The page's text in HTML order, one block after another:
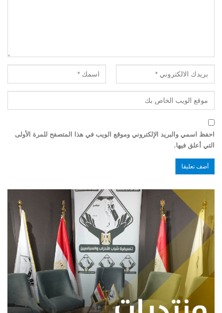
احفظ اسمي والبريد الإلكتروني وموقع الويب في هذا المتصفح للمرة الأولى
التي أعلق فيها.